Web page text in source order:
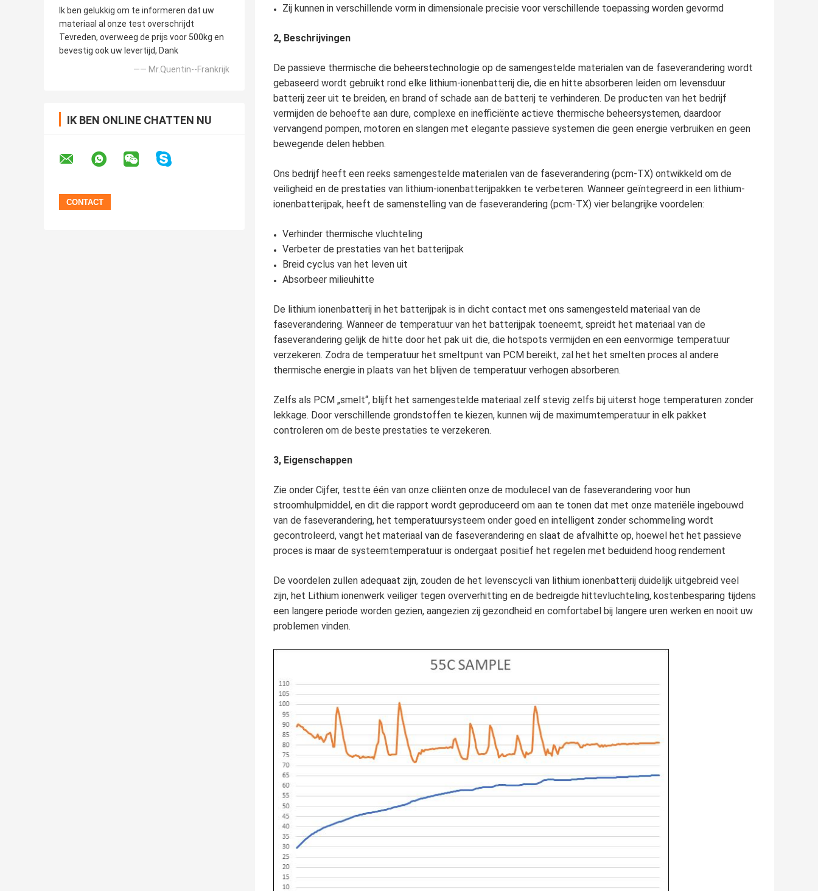
Ik ben gelukkig om te informeren dat uw
materiaal al onze test overschrijdt
Tevreden, overweeg de prijs voor 500kg en
bevestig ook uw levertijd, Dank
—— Mr.Quentin--Frankrijk
IK BEN ONLINE CHATTEN NU
Zij kunnen in verschillende vorm in dimensionale precisie voor verschillende toepassing worden gevormd
2, Beschrijvingen
De passieve thermische die beheerstechnologie op de samengestelde materialen van de faseverandering wordt
gebaseerd wordt gebruikt rond elke lithium-ionenbatterij die, die en hitte absorberen leiden om levensduur
batterij zeer uit te breiden, en brand of schade aan de batterij te verhinderen. De producten van het bedrijf
vermijden de behoefte aan dure, complexe en inefficiënte actieve thermische beheersystemen, daardoor
vervangend pompen, motoren en slangen met elegante passieve systemen die geen energie verbruiken en geen
bewegende delen hebben.
Ons bedrijf heeft een reeks samengestelde materialen van de faseverandering (pcm-TX) ontwikkeld om de
veiligheid en de prestaties van lithium-ionenbatterijpakken te verbeteren. Wanneer geïntegreerd in een lithium-
ionenbatterijpak, heeft de samenstelling van de faseverandering (pcm-TX) vier belangrijke voordelen:
Verhinder thermische vluchteling
Verbeter de prestaties van het batterijpak
Breid cyclus van het leven uit
Absorbeer milieuhitte
De lithium ionenbatterij in het batterijpak is in dicht contact met ons samengesteld materiaal van de
faseverandering. Wanneer de temperatuur van het batterijpak toeneemt, spreidt het materiaal van de
faseverandering gelijk de hitte door het pak uit die, die hotspots vermijden en een eenvormige temperatuur
verzekeren. Zodra de temperatuur het smeltpunt van PCM bereikt, zal het het smelten proces al andere
thermische energie in plaats van het blijven de temperatuur verhogen absorberen.
Zelfs als PCM „smelt“, blijft het samengestelde materiaal zelf stevig zelfs bij uiterst hoge temperaturen zonder
lekkage. Door verschillende grondstoffen te kiezen, kunnen wij de maximumtemperatuur in elk pakket
controleren om de beste prestaties te verzekeren.
3, Eigenschappen
Zie onder Cijfer, testte één van onze cliënten onze de modulecel van de faseverandering voor hun
stroomhulpmiddel, en dit die rapport wordt geproduceerd om aan te tonen dat met onze materiële ingebouwd
van de faseverandering, het temperatuursysteem onder goed en intelligent zonder schommeling wordt
gecontroleerd, vangt het materiaal van de faseverandering en slaat de afvalhitte op, hoewel het het passieve
proces is maar de systeemtemperatuur is ondergaat positief het regelen met beduidend hoog rendement
De voordelen zullen adequaat zijn, zouden de het levenscycli van lithium ionenbatterij duidelijk uitgebreid veel
zijn, het Lithium ionenwerk veiliger tegen oververhitting en de bedreigde hittevluchteling, kostenbesparing tijdens
een langere periode worden gezien, aangezien zij gezondheid en comfortabel bij langere uren werken en nooit uw
problemen vinden.